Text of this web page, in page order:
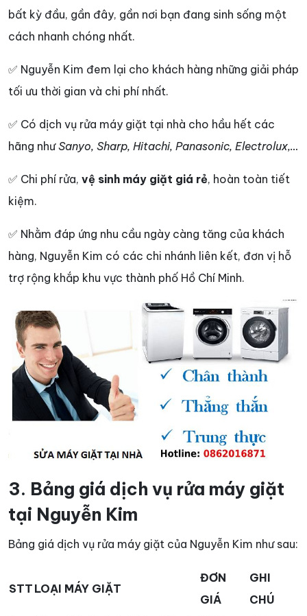
bất kỳ đầu, gần đây, gần nơi bạn đang sinh sống một
cách nhanh chóng nhất.
✅ Nguyễn Kim đem lại cho khách hàng những giải pháp
tối ưu thời gian và chi phí nhất.
✅ Có dịch vụ rửa máy giặt tại nhà cho hầu hết các
hãng nhưSanyo, Sharp, Hitachi, Panasonic, Electrolux,…
✅ Chi phí rửa, vệ sinh máy giặt giá rẻ, hoàn toàn tiết
kiệm.
✅ Nhằm đáp ứng nhu cầu ngày càng tăng của khách
hàng, Nguyễn Kim có các chi nhánh liên kết, đơn vị hỗ
trợ rộng khắp khu vực thành phố Hồ Chí Minh.
3. Bảng giá dịch vụ rửa máy giặt
tại Nguyễn Kim
Bảng giá dịch vụ rửa máy giặt của Nguyễn Kim như sau:
STT LOẠI MÁY GIẶT
ĐƠN
GIÁ
GHI
CHÚ